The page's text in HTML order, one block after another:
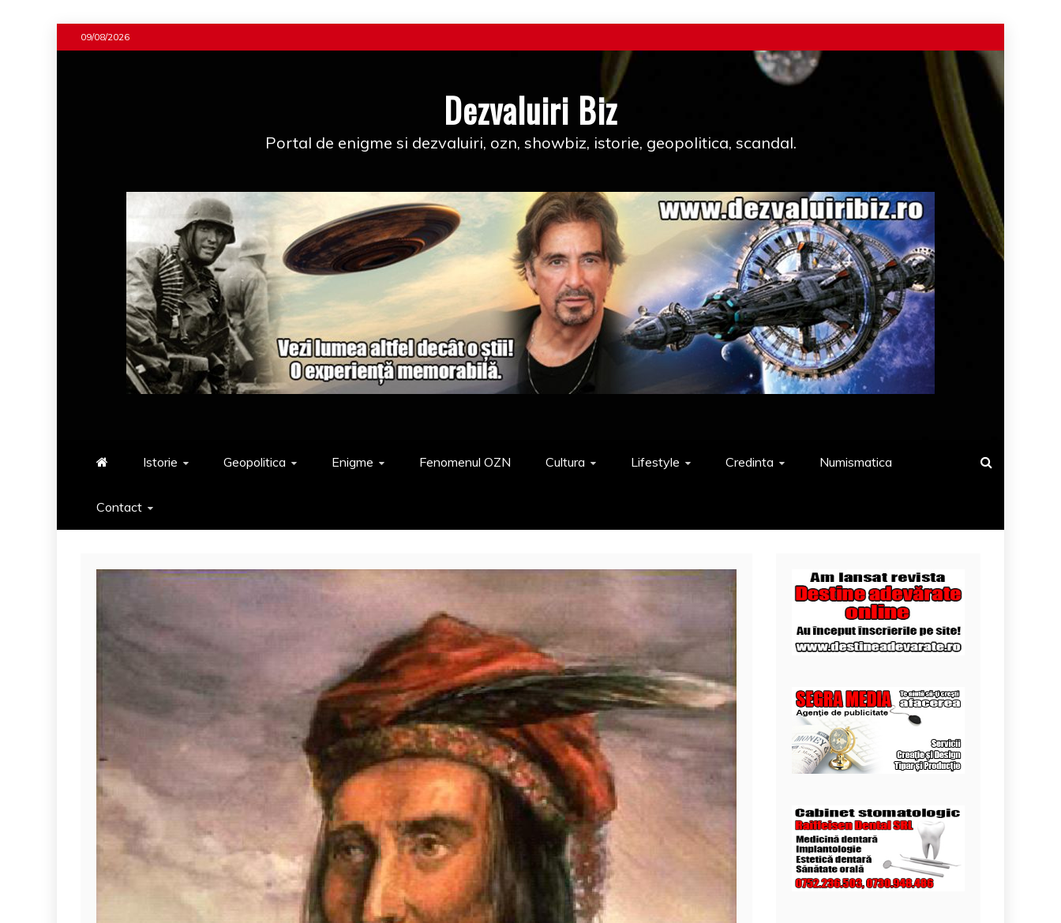
to
09/08/2026
Dezvaluiri Biz
Portal de enigme si dezvaluiri, ozn, showbiz, istorie, geopolitica, scandal.
Istorie Geopolitica Enigme Fenomenul OZN Cultura Lifestyle Credinta Numismatica
Contact